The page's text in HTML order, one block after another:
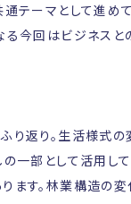
通テーマとして進
る今回はビジネス
り返り。生活様式
の一部として活用し
ます。林業構造の